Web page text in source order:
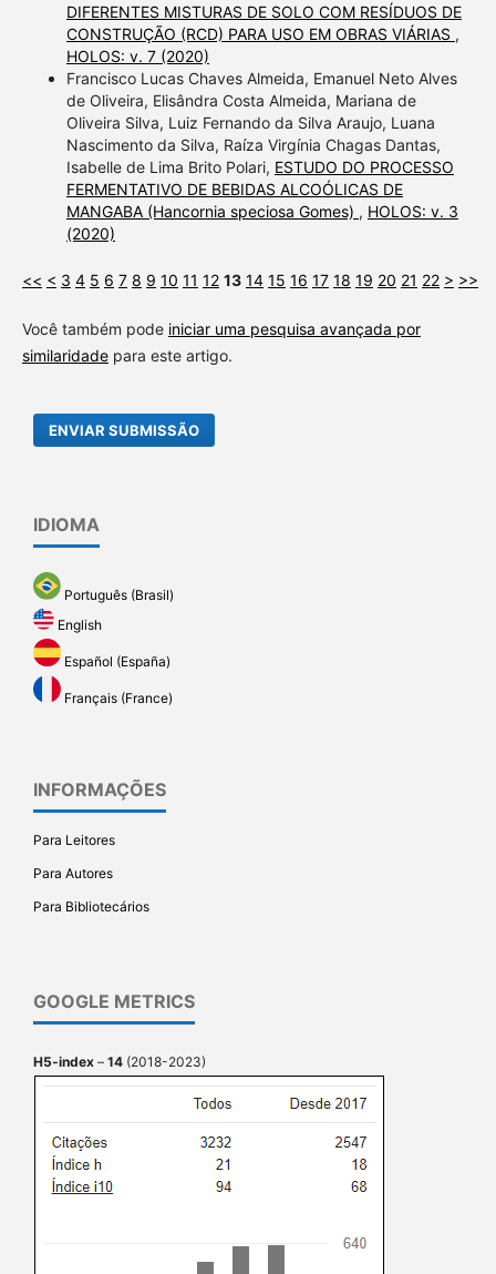
DIFERENTES MISTURAS DE SOLO COM RESÍDUOS DE
CONSTRUÇÃO (RCD) PARA USO EM OBRAS VIÁRIAS ,
HOLOS: v. 7 (2020)
Francisco Lucas Chaves Almeida, Emanuel Neto Alves
de Oliveira, Elisândra Costa Almeida, Mariana de
Oliveira Silva, Luiz Fernando da Silva Araujo, Luana
Nascimento da Silva, Raíza Virgínia Chagas Dantas,
Isabelle de Lima Brito Polari, ESTUDO DO PROCESSO
FERMENTATIVO DE BEBIDAS ALCOÓLICAS DE
MANGABA (Hancornia speciosa Gomes) , HOLOS: v. 3
(2020)
<< < 3 4 5 6 7 8 9 10 11 12 13 14 15 16 17 18 19 20 21 22 > >>
Você também pode iniciar uma pesquisa avançada por
similaridadepara este artigo.
ENVIAR SUBMISSÃO
IDIOMA
Português (Brasil)
English
Español (España)
Français (France)
INFORMAÇÕES
Para Leitores
Para Autores
Para Bibliotecários
GOOGLE METRICS
H5-index – 14 (2018-2023)